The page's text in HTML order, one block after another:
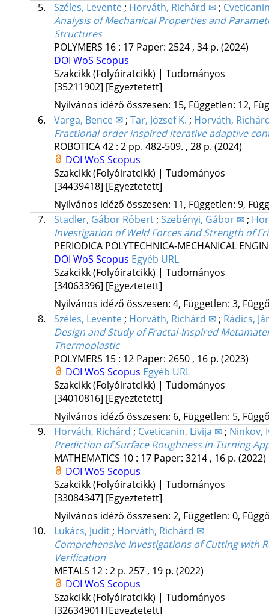
5.
Széles, Levente; Horváth, Richárd ✉;
Analysis of Mechanical Properties and
Structures
POLYMERS 16: 17 Paper: 2524 , 34 p. (2024)
DOI WoS Scopus
Szakcikk (Folyóiratcikk) | Tudományos
[35211902] [Egyeztetett]
Nyilvános idéző összesen: 15, Független: 12,
6.
Varga, Bence ✉; Tar, József K. ; Horváth,
Fractional order inspired iterative adaptive
ROBOTICA42: 2 pp. 482-509. , 28 p. (2024)
DOI WoS Scopus
Szakcikk (Folyóiratcikk) | Tudományos
[34439418] [Egyeztetett]
Nyilvános idéző összesen: 11, Független: 9,
7.
Stadler, Gábor Róbert; Szebényi, Gábor ✉;
Investigation of Weld Forces and Strength of
PERIODICA POLYTECHNICA-MECHANICAL
DOI WoS Scopus Egyéb URL
Szakcikk (Folyóiratcikk) | Tudományos
[34063396] [Egyeztetett]
Nyilvános idéző összesen: 4, Független: 3,
8.
Széles, Levente; Horváth, Richárd ✉; Rádics,
Design and Study of Fractal-Inspired
Thermoplastic
POLYMERS 15: 12 Paper: 2650 , 16 p. (2023)
DOI WoS Scopus Egyéb URL
Szakcikk (Folyóiratcikk) | Tudományos
[34010816] [Egyeztetett]
Nyilvános idéző összesen: 6, Független: 5,
9.
Horváth, Richárd ; Cveticanin, Livija ✉; Ninkov,
Prediction of Surface Roughness in Turning
MATHEMATICS 10: 17 Paper: 3214 , 16 p. (2022)
DOI WoS Scopus
Szakcikk (Folyóiratcikk) | Tudományos
[33084347] [Egyeztetett]
Nyilvános idéző összesen: 2, Független: 0,
10.
Lukács, Judit; Horváth, Richárd ✉
Comprehensive Investigations of Cutting with
Verification
METALS 12: 2 p. 257 , 19 p. (2022)
DOI WoS Scopus
Szakcikk (Folyóiratcikk) | Tudományos
[32634901] [Egyeztetett]